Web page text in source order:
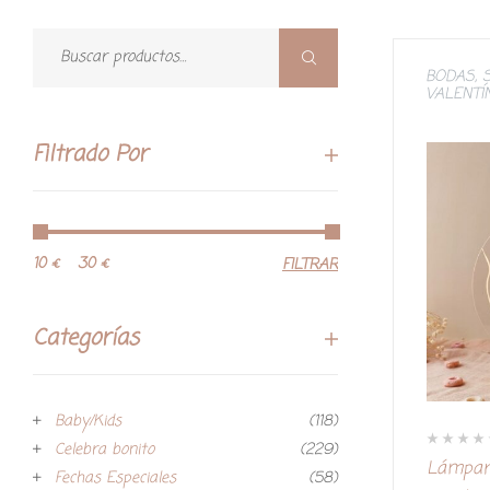
BODAS,
a
Filtrado Por
FILTRAR
10 € 30 €
Categorías
Baby/Kids
(118)
Celebra bonito
(229)
Fechas Especiales
(58)